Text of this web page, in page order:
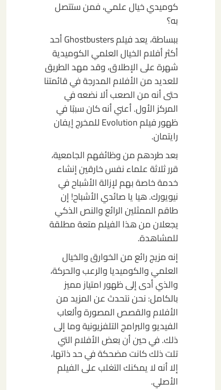
كوميدي خيال علمي، فمن ستتصل
به؟
ببساطة، يعد فيلم Ghostbusters أحد
أكثر أفلام الخيال العلمي الكوميدية
شهرة على الإطلاق، وقد مهد الطريق
للعديد من الأفلام المدرجة في قائمتنا
حتى أنه من الصعب ألا نضعه في
المركز الأول. أعني أنه كان سببًا في
ظهور فيلم Evolution للمخرج إيفان
رايتمان.
بعد طردهم من وظائفهم الجامعية،
قرر ثلاثة علماء نفس خارقين إنشاء
خدمة خاصة بهم لإزالة الأشباح في
نيويورك. هيا يا صائدي الأشباح! إن
طاقم الممثلين الرائع والنص الذكي
يجعلان من هذا الفيلم متعة مطلقة
للمشاهدة.
إنه مزيج رائع من الخوارق والخيال
العلمي والكوميديا والرعب والحركة،
والذي أدى إلى ظهور امتياز مميز
بالكامل: نحن نتحدث عن المزيد من
الأفلام والقصص المصورة وألعاب
الفيديو والبرامج التلفزيونية وما إلى
ذلك. في حين أن بعض الأفلام التي
تلت ذلك كانت مضحكة في حد ذاتها،
إلا أنه لا يمكنك التغلب على الفيلم
الأصلي.